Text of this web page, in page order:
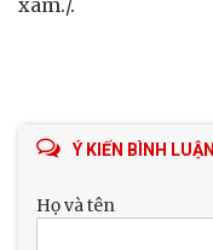
Ý KIẾN BÌNH LUẬN
Họ và tên